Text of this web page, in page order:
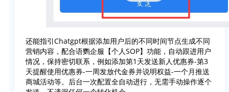
还能指引Chatgpt根据添加用户后的不同时间节点生成不同
营销内容，配合语鹦企服【个人SOP】功能，自动跟进用户
情况，保持密切联系，例如添加第1天发送新人优惠券-第3
天提醒使用优惠券-一周发放代金券并说明权益-一个月推送
商城活动等。后台一次配置全自动进行，无需手动操作逐个